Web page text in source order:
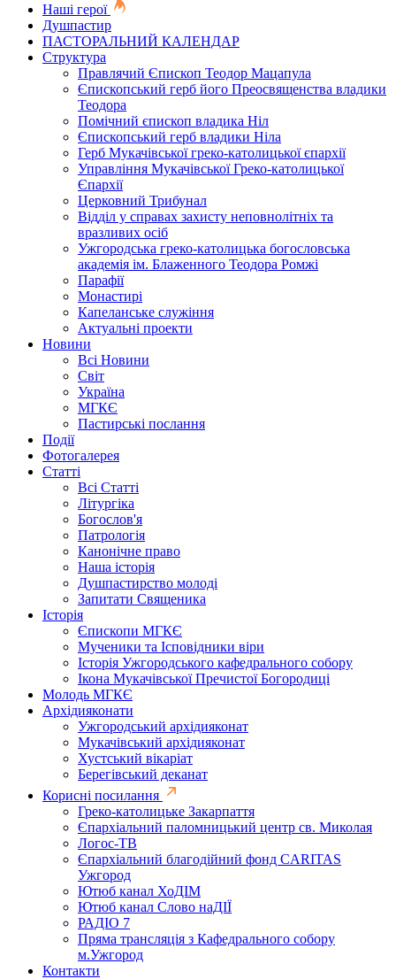
Наші герої
Душпастир
ПАСТОРАЛЬНИЙ КАЛЕНДАР
Структура
Правлячий Єпископ Теодор Мацапула
Єпископський герб його Преосвященства владики
Теодора
Помічний єпископ владика Ніл
Єпископський герб владики Ніла
Герб Мукачівської греко-католицької єпархії
Управління Мукачівської Греко-католицької
Єпархії
Церковний Трибунал
Відділ у справах захисту неповнолітніх та
вразливих осіб
Ужгородська греко-католицька богословська
академія ім. Блаженного Теодора Ромжі
Парафії
Монастирі
Капеланське служіння
Актуальні проекти
Новини
Всі Новини
Світ
Україна
МГКЄ
Пастирські послання
Події
Фотогалерея
Статті
Всі Статті
Літургіка
Богослов'я
Патрологія
Канонічне право
Наша історія
Душпастирство молоді
Запитати Священика
Історія
Єпископи МГКЄ
Мученики та Ісповідники віри
Історія Ужгородського кафедрального собору
Ікона Мукачівської Пречистої Богородиці
Молодь МГКЄ
Архідияконати
Ужгородський архідияконат
Мукачівський архідияконат
Хустський вікаріат
Берегівський деканат
Корисні посилання
Греко-католицьке Закарпаття
Єпархіальний паломницький центр св. Миколая
Логос-ТВ
Єпархіальний благодійний фонд CARITAS
Ужгород
Ютюб канал ХоДІМ
Ютюб канал Слово наДІЇ
РАДІО 7
Пряма трансляція з Кафедрального собору
м.Ужгород
Контакти